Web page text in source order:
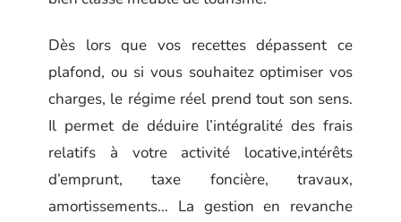
Dès lors que vos recettes dépassent ce
plafond, ou si vous souhaitez optimiser vos
charges, le régime réel prend tout son sens.
Il permet de déduire l’intégralité des frais
relatifs à votre activité locative,intérêts
d’emprunt, taxe foncière, travaux,
amortissements… La gestion en revanche